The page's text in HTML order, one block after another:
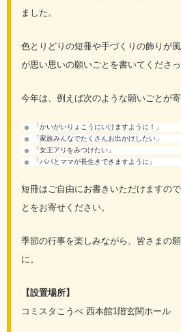
ました。
色とりどりの短冊や手づくりの飾りが
が思い思いの願いごとを書いてくださっ
今年は、例えば次のような願いごとが寄
「かいがいりょこうにいけますように！」
「家族みんなでたくさんお出かけしたい」
「女王アリをみつけたい」
「パパとママが長生きできますように」
短冊はご自由にお書きいただけますの
とをお寄せください。
季節の行事を楽しみながら、皆さまの
に。
【設置場所】
コミスタこうべ 西本館1階玄関ホール